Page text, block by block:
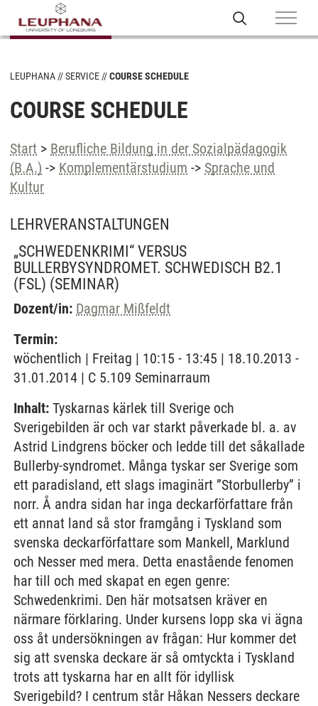
LEUPHANA SERVICE COURSE SCHEDULE
COURSE SCHEDULE
Start > Berufliche Bildung in der Sozialpädagogik
(B.A.) -> Komplementärstudium -> Sprache und
Kultur
LEHRVERANSTALTUNGEN
„SCHWEDENKRIMI“ VERSUS
BULLERBYSYNDROMET. SCHWEDISCH B2.1
(FSL) (SEMINAR)
Dozent/in: Dagmar Mißfeldt
Termin:
wöchentlich | Freitag | 10:15 - 13:45 | 18.10.2013 -
31.01.2014 | C 5.109 Seminarraum
Inhalt: Tyskarnas kärlek till Sverige och
Sverigebilden är och var starkt påverkade bl. a. av
Astrid Lindgrens böcker och ledde till det såkallade
Bullerby-syndromet. Många tyskar ser Sverige som
ett paradisland, ett slags imaginärt ”Storbullerby” i
norr. Å andra sidan har inga deckarförfattare från
ett annat land så stor framgång i Tyskland som
svenska deckarförfattare som Mankell, Marklund
och Nesser med mera. Detta enastående fenomen
har till och med skapat en egen genre:
Schwedenkrimi. Den här motsatsen kräver en
närmare förklaring. Under kursens lopp ska vi ägna
oss åt undersökningen av frågan: Hur kommer det
sig att svenska deckare är så omtyckta i Tyskland
trots att tyskarna har en allt för idyllisk
Sverigebild? I centrum står Håkan Nessers deckare